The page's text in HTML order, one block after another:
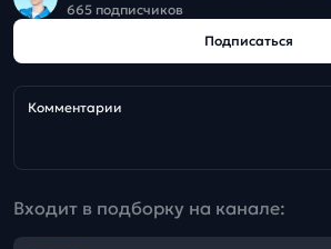
665 подписчиков
Подписаться
Комментарии
Входит в подборку на канале: